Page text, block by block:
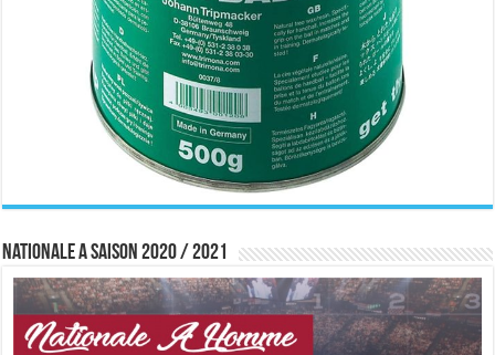
Nationale A saison 2020 / 2021